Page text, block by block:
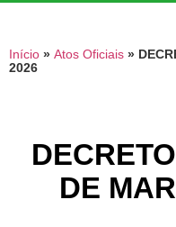
Início » Atos Oficiais »
2026
DE